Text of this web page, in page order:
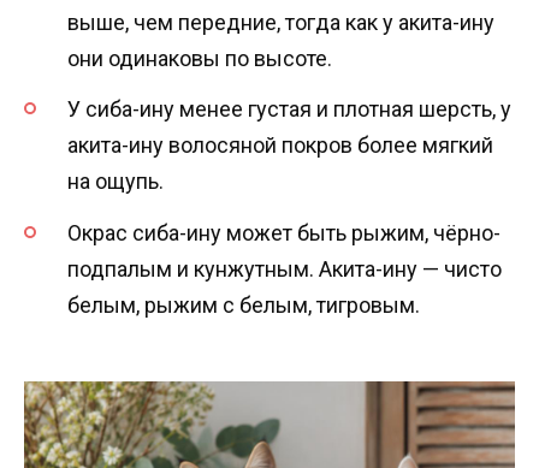
выше, чем передние, тогда как у акита-ину
они одинаковы по высоте.
У сиба-ину менее густая и плотная шерсть, у
акита-ину волосяной покров более мягкий
на ощупь.
Окрас сиба-ину может быть рыжим, чёрно-
подпалым и кунжутным. Акита-ину — чисто
белым, рыжим с белым, тигровым.